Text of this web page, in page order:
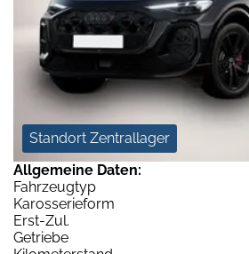
Standort Zentrallager
Allgemeine Daten:
Fahrzeugtyp
Karosserieform
Erst-Zul.
Getriebe